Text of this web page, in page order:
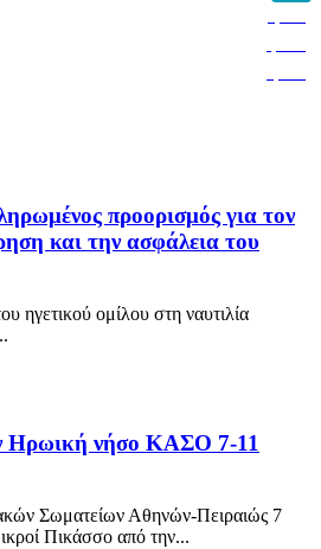
προορισμός για τον
και την ασφάλεια του
ηγετικού ομίλου στη ναυτιλία
νήσο ΚΑΣΟ 7-11
Σωματείων Αθηνών-Πειραιώς 7
Πικάσσο από την...